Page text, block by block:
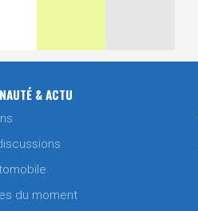
& ACTU
du moment